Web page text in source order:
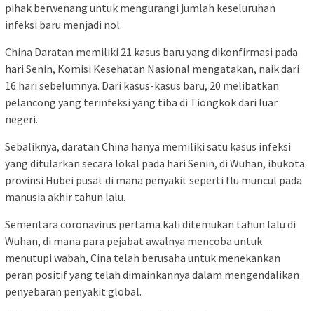
pihak berwenang untuk mengurangi jumlah keseluruhan
infeksi baru menjadi nol.
China Daratan memiliki 21 kasus baru yang dikonfirmasi pada
hari Senin, Komisi Kesehatan Nasional mengatakan, naik dari
16 hari sebelumnya. Dari kasus-kasus baru, 20 melibatkan
pelancong yang terinfeksi yang tiba di Tiongkok dari luar
negeri.
Sebaliknya, daratan China hanya memiliki satu kasus infeksi
yang ditularkan secara lokal pada hari Senin, di Wuhan, ibukota
provinsi Hubei pusat di mana penyakit seperti flu muncul pada
manusia akhir tahun lalu.
Sementara coronavirus pertama kali ditemukan tahun lalu di
Wuhan, di mana para pejabat awalnya mencoba untuk
menutupi wabah, Cina telah berusaha untuk menekankan
peran positif yang telah dimainkannya dalam mengendalikan
penyebaran penyakit global.